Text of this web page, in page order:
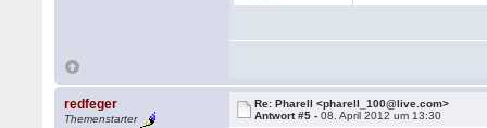
redfeger
Themenstarter
Re: Pharell <pharell_100@live.com>
Antwort #5 -08. April 2012 um 13:30